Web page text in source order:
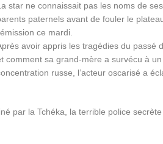
star ne connaissait pas les noms de
paternels avant de fouler le
ce mardi.
avoir appris les tragédies du passé
comment sa grand-mère a survécu à
russe, l’acteur oscarisé a
par la Tchéka, la terrible police